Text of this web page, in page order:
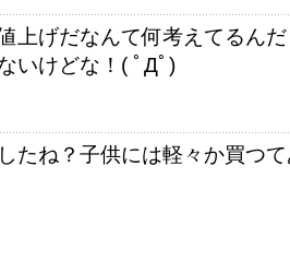
上げだなんて何考えてるん
いけどな！( ﾟДﾟ)
たね？子供には軽々か買つて